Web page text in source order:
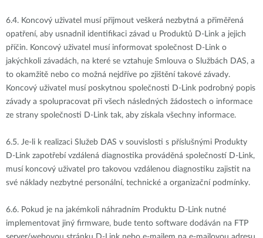
6.4. Koncový uživatel musí přijmout veškerá nezbytná a přiměřená
opatření, aby usnadnil identifikaci závad u Produktů D-Link a jejich
příčin. Koncový uživatel musí informovat společnost D-Link o
jakýchkoli závadách, na které se vztahuje Smlouva o Službách DAS, a
to okamžitě nebo co možná nejdříve po zjištění takové závady.
Koncový uživatel musí poskytnou společnosti D-Link podrobný popis
závady a spolupracovat při všech následných žádostech o informace
ze strany společnosti D-Link tak, aby získala všechny informace.
6.5. Je-li k realizaci Služeb DAS v souvislosti s příslušnými Produkty
D-Link zapotřebí vzdálená diagnostika prováděná společností D-Link,
musí koncový uživatel pro takovou vzdálenou diagnostiku zajistit na
své náklady nezbytné personální, technické a organizační podmínky.
6.6. Pokud je na jakémkoli náhradním Produktu D-Link nutné
implementovat jiný firmware, bude tento software dodáván na FTP